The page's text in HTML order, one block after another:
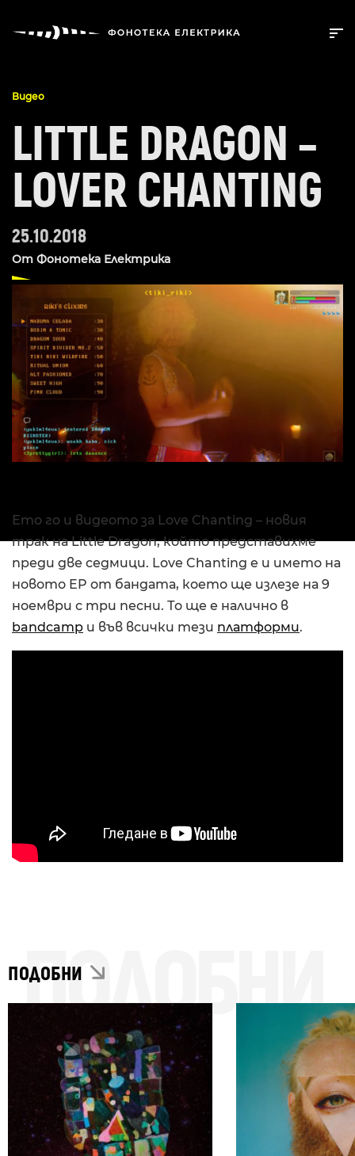
Видео
LITTLE DRAGON –
LOVER CHANTING
25.10.2018
От Фонотека Електрика
Ето го и видеото за Love Chanting – новия
трак на Little Dragon, който представихме
преди две седмици. Love Chanting e и името на
новото EP от бандата, което ще излезе на 9
ноември с три песни. То ще е налично в
bandcamp и във всички тези платформи.
ПОДОБНИ
ПОДОБНИ